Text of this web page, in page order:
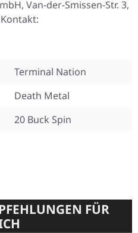
Van-der-Smissen-Str. 3,
Terminal Nation
Death Metal
20 Buck Spin
FÜR